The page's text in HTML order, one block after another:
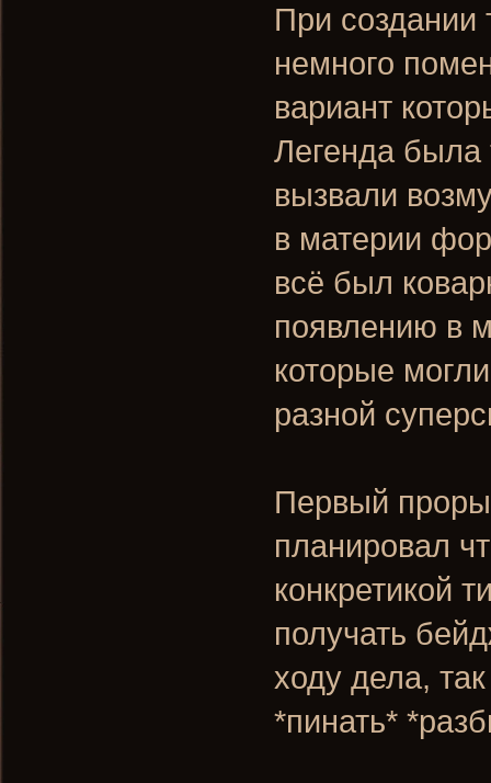
При
немного
вариант
Легенда
вызвали
в материи
всё был
появлению в
которые
разной
Первый
планировал
конкретикой
получать
ходу дела,
*пинать*